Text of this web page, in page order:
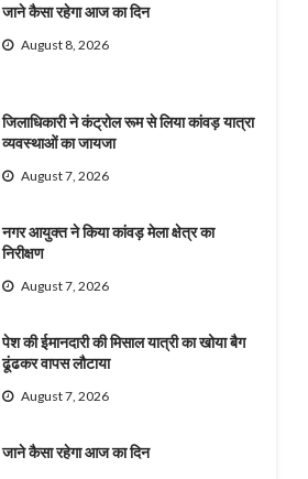
जाने कैसा रहेगा आज का दिन
August 8, 2026
जिलाधिकारी ने कंट्रोल रूम से लिया कांवड़ यात्रा
व्यवस्थाओं का जायजा
August 7, 2026
नगर आयुक्त ने किया कांवड़ मेला क्षेत्र का
निरीक्षण
August 7, 2026
पेश की ईमानदारी की मिसाल यात्री का खोया बैग
ढूंढकर वापस लौटाया
August 7, 2026
जाने कैसा रहेगा आज का दिन